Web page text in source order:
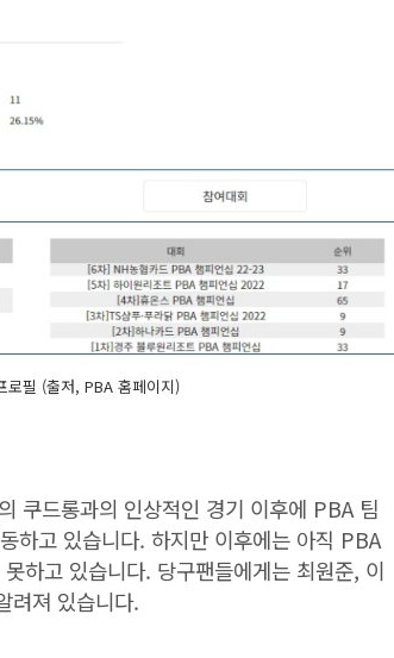
로필 (출저, PBA 홈페이지)
쿠드롱과의 인상적인 경기 이후에 PBA 팀
하고 있습니다. 하지만 이후에는 아직 PBA
하고 있습니다. 당구팬들에게는 최원준, 이
려져 있습니다.